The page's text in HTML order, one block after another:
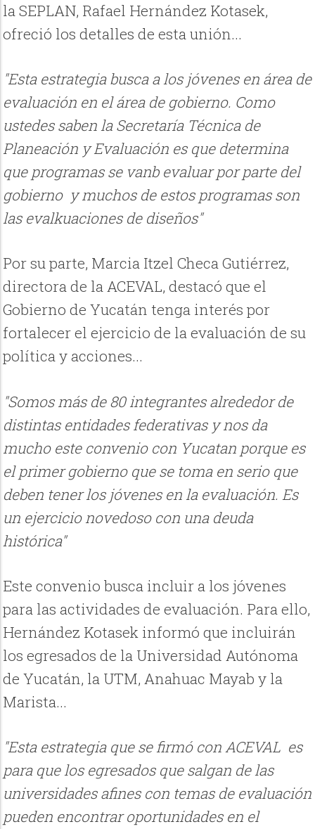
la SEPLAN, Rafael Hernández Kotasek,
ofreció los detalles de esta unión...
"Esta estrategia busca a los jóvenes en área de
evaluación en el área de gobierno. Como
ustedes saben la Secretaría Técnica de
Planeación y Evaluación es que determina
que programas se vanb evaluar por parte del
gobierno y muchos de estos programas son
las evalkuaciones de diseños"
Por su parte, Marcia Itzel Checa Gutiérrez,
directora de la ACEVAL, destacó que el
Gobierno de Yucatán tenga interés por
fortalecer el ejercicio de la evaluación de su
política y acciones...
"Somos más de 80 integrantes alrededor de
distintas entidades federativas y nos da
mucho este convenio con Yucatan porque es
el primer gobierno que se toma en serio que
deben tener los jóvenes en la evaluación. Es
un ejercicio novedoso con una deuda
histórica"
Este convenio busca incluir a los jóvenes
para las actividades de evaluación. Para ello,
Hernández Kotasek informó que incluirán
los egresados de la Universidad Autónoma
de Yucatán, la UTM, Anahuac Mayab y la
Marista...
"Esta estrategia que se firmó con ACEVAL es
para que los egresados que salgan de las
universidades afines con temas de evaluación
pueden encontrar oportunidades en el